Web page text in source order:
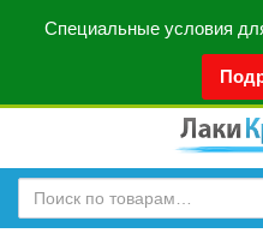
Специальные условия